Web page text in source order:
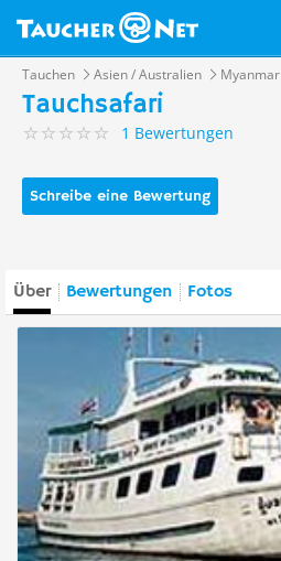
Tauchen Asien / Australien Myanmar
Tauchsafari
1 Bewertungen
Schreibe eine Bewertung
Über Bewertungen Fotos